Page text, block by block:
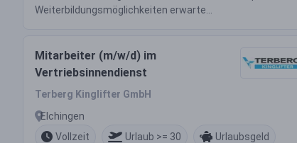
Weiterbildungsmöglichkeiten erwarte...
Mitarbeiter (m/w/d) im
Vertriebsinnendienst
Terberg Kinglifter GmbH
Elchingen
Vollzeit
Urlaub >= 30 Urlaubsgeld